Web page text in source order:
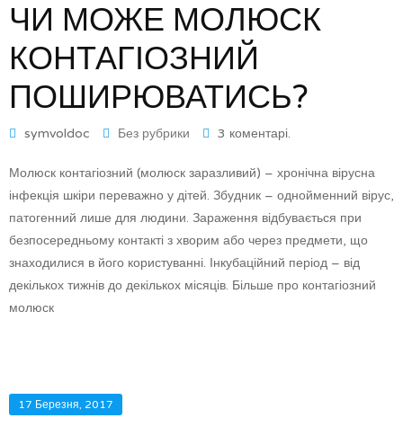
ЧИ МОЖЕ МОЛЮСК
КОНТАГІОЗНИЙ
ПОШИРЮВАТИСЬ?
symvoldoc Без рубрики 3 коментарі.
Молюск контагіозний (молюск заразливий) – хронічна вірусна
інфекція шкіри переважно у дітей. Збудник – однойменний вірус,
патогенний лише для людини. Зараження відбувається при
безпосередньому контакті з хворим або через предмети, що
знаходилися в його користуванні. Інкубаційний період – від
декількох тижнів до декількох місяців. Більше про контагіозний
молюск
17 Березня, 2017